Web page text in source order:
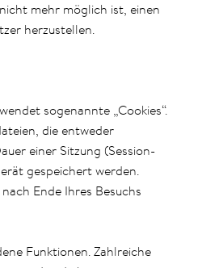
mehr möglich ist, einen
herzustellen.
sogenannte „Cookies“.
die entweder
einer Sitzung (Session-
gespeichert werden.
Ende Ihres Besuchs
Funktionen. Zahlreiche